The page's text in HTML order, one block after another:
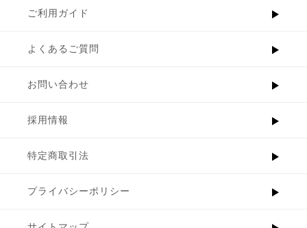
ご利用ガイド
よくあるご質問
お問い合わせ
採用情報
特定商取引法
プライバシーポリシー